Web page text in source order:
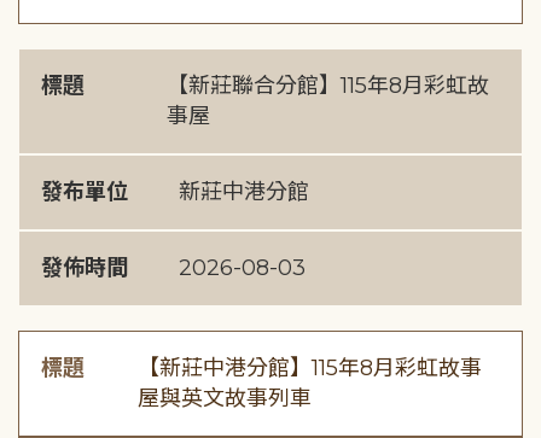
標題
【新莊聯合分館】115年8月彩虹故
事屋
發布單位 新莊中港分館
發佈時間 2026-08-03
標題
【新莊中港分館】115年8月彩虹故事
屋與英文故事列車